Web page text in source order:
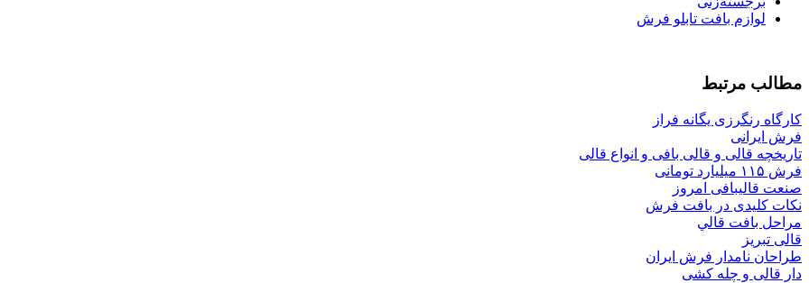
لوازم بافت تابلو فرش
مطالب مرتبط
كارگاه رنگرزی يگانه فراز
فرش ایرانی
تاریخچه قالی و قالی بافی و انواع قالی
فرش ۱۱۵ میلیارد تومانی
صنعت قالیبافی امروز
نکات کلیدی در بافت فرش
مراحل بافت قالي
قالی تبریز
طراحان نامدار فرش ایران
دار قالی و چله کشی